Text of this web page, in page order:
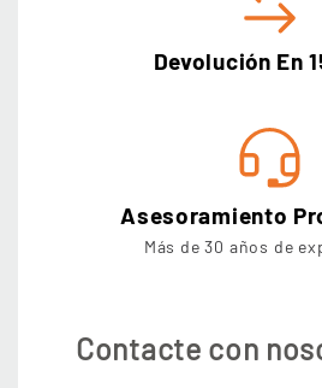
Devolución En
Asesoramiento
Más de 30 años de
Contacte con